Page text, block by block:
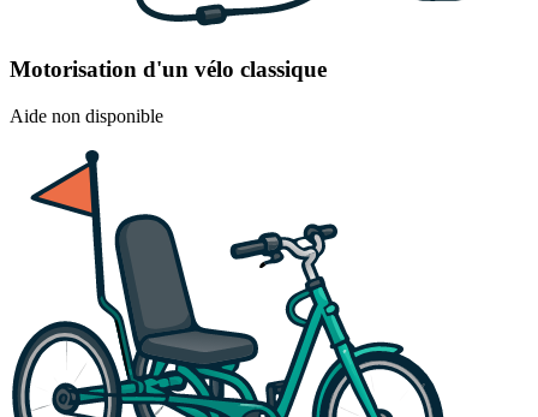
Motorisation d'un vélo classique
Aide non disponible